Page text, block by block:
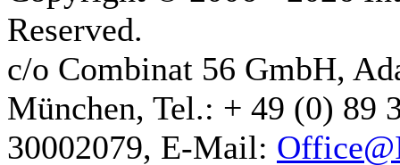
Reserved.
c/o Combinat 56 GmbH,
München, Tel.: + 49 (0) 89
30002079, E-Mail: